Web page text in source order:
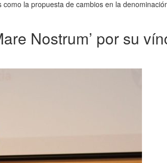
la propuesta de cambios en la
Nostrum’ por su